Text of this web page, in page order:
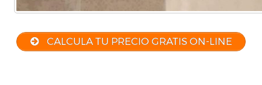
CALCULA TU PRECIO GRATIS ON-LINE